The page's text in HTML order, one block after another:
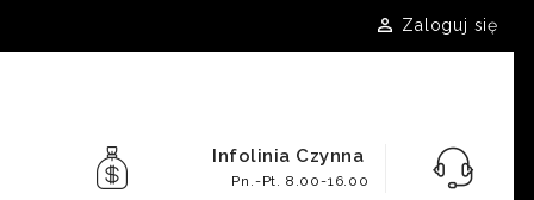
 Zaloguj się
Infolinia Czynna
Pn.-Pt. 8.00-16.00